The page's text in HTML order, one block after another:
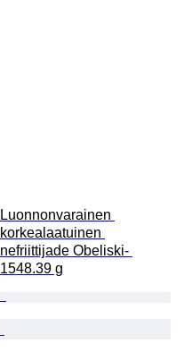
Luonnonvarainen
korkealaatuinen
nefriittijade Obeliski-
1548.39 g